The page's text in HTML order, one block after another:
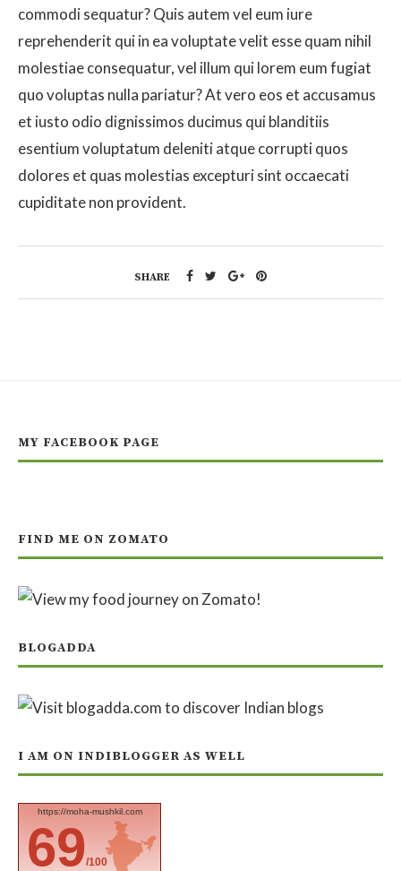
commodi sequatur? Quis autem vel eum iure
reprehenderit qui in ea voluptate velit esse quam nihil
molestiae consequatur, vel illum qui lorem eum fugiat
quo voluptas nulla pariatur? At vero eos et accusamus
et iusto odio dignissimos ducimus qui blanditiis
esentium voluptatum deleniti atque corrupti quos
dolores et quas molestias excepturi sint occaecati
cupiditate non provident.
SHARE
MY FACEBOOK PAGE
FIND ME ON ZOMATO
BLOGADDA
I AM ON INDIBLOGGER AS WELL
https://moha-mushkil.com
69/100